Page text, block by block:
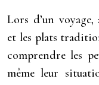
Lors d’un
et les plats
comprendre les
même leur